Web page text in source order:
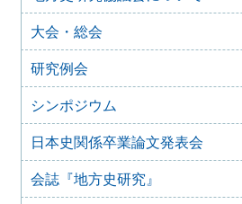
2024年8月9日
歴史シンポジウム 水無瀬離宮の黎
う場を考える
2024年4月16日
四国地域史研究連絡協議会香川大会
記念大会 古代四国における都鄙間
7月29日）
2023年2月25日
大会・総会
研究例会
シンポジウム
日本史関係卒業論文発表会
会誌『地方史研究』